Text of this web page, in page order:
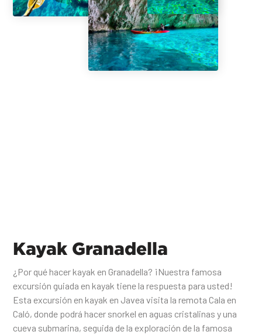
Kayak Granadella
¿Por qué hacer kayak en Granadella? ¡Nuestra famosa
excursión guiada en kayak tiene la respuesta para usted!
Esta excursión en kayak en Javea visita la remota Cala en
Caló, donde podrá hacer snorkel en aguas cristalinas y una
cueva submarina, seguida de la exploración de la famosa